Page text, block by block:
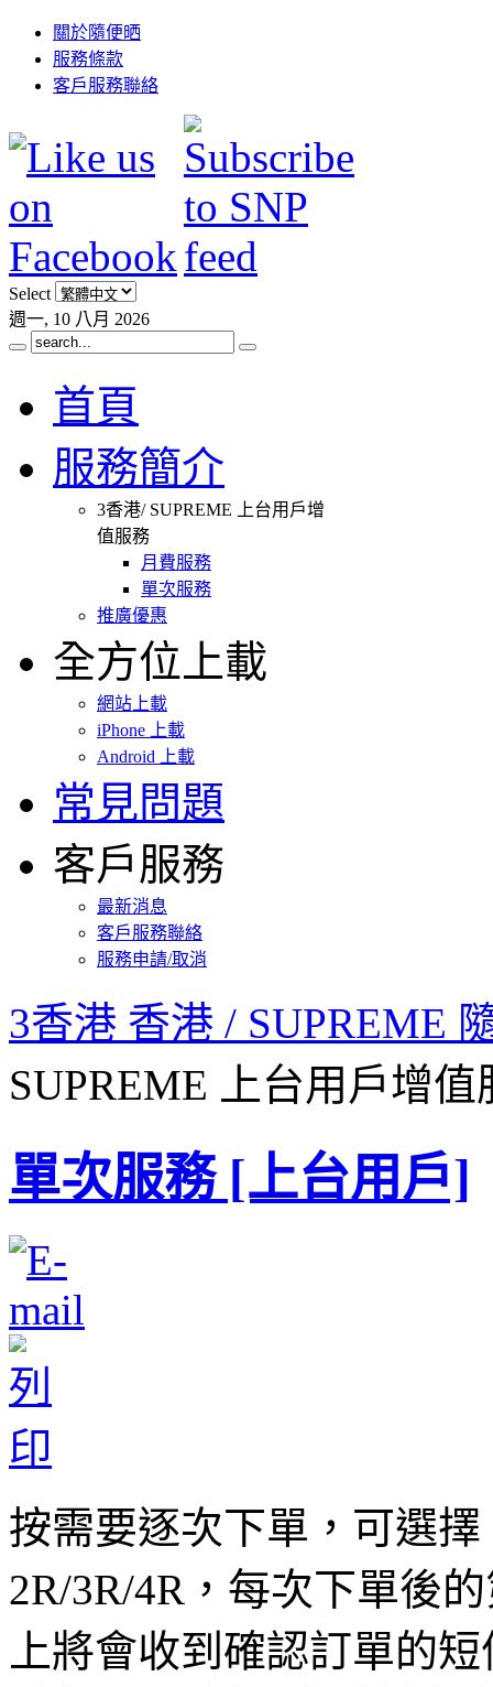
關於隨便晒
服務條款
客戶服務聯絡
Select
週一, 10 八月 2026
首頁
服務簡介
3香港/ SUPREME 上台用戶增
值服務
月費服務
單次服務
推廣優惠
全方位上載
網站上載
iPhone 上載
Android 上載
常見問題
客戶服務
最新消息
客戶服務聯絡
服務申請/取消
3香港 香港 / SUPREME
SUPREME 上台用戶增值
單次服務 [上台用戶]
按需要逐次下單，可選擇
2R/3R/4R，每次下單後
上將會收到確認訂單的